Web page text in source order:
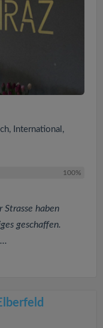
International,
100%
Strasse haben
geschaffen.